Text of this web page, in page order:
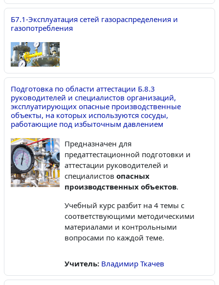
Б7.1-Эксплуатация сетей газораспределения и
газопотребления
Подготовка по области аттестации Б.8.3
руководителей и специалистов организаций,
эксплуатирующих опасные производственные
объекты, на которых используются сосуды,
работающие под избыточным давлением
Предназначен для
предаттестационной подготовки и
аттестации руководителей и
специалистов опасных
производственных объектов.
Учебный курс разбит на 4 темы с
соответствующими методическими
материалами и контрольными
вопросами по каждой теме.
Учитель: Владимир Ткачев